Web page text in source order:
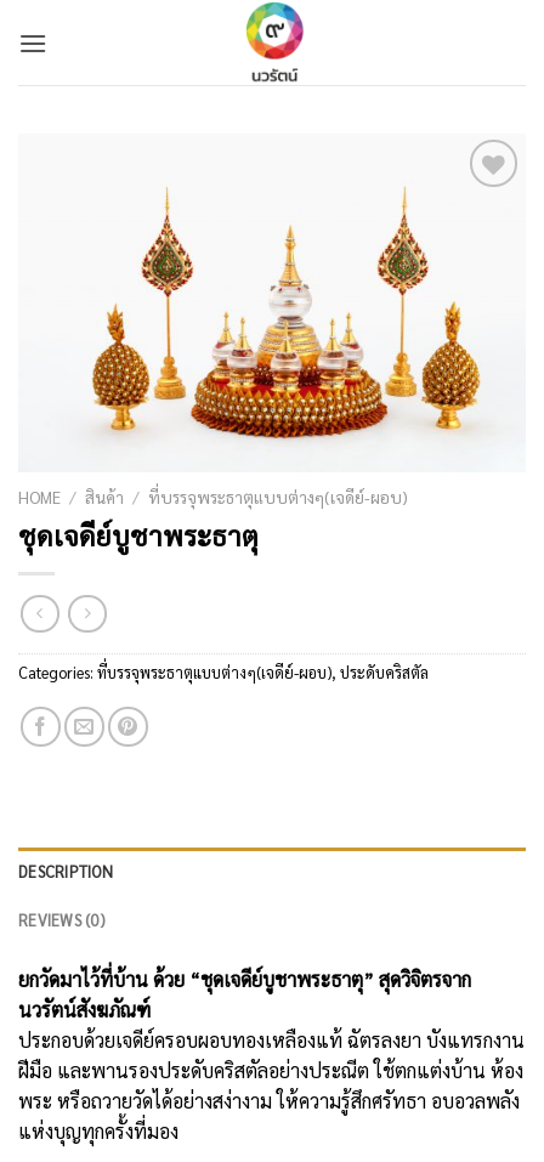
HOME / สินค้า / ที่บรรจุพระธาตุแบบต่างๆ(เจดีย์-ผอบ)
ชุดเจดีย์บูชาพระธาตุ
Categories: ที่บรรจุพระธาตุแบบต่างๆ(เจดีย์-ผอบ), ประดับคริสตัล
DESCRIPTION
REVIEWS (0)
ยกวัดมาไว้ที่บ้าน ด้วย “ชุดเจดีย์บูชาพระธาตุ” สุดวิจิตรจาก
นวรัตน์สังฆภัณฑ์
ประกอบด้วยเจดีย์ครอบผอบทองเหลืองแท้ ฉัตรลงยา บังแทรกงาน
ฝีมือ และพานรองประดับคริสตัลอย่างประณีต ใช้ตกแต่งบ้าน ห้อง
พระ หรือถวายวัดได้อย่างสง่างาม ให้ความรู้สึกศรัทธา อบอวลพลัง
แห่งบุญทุกครั้งที่มอง